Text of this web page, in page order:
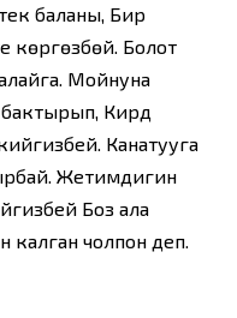
баланы, Бир
көргөзбөй. Болот
Мойнуна
Кирдүү
Канатууга
Жетимдигин
Боз ала
калган чолпон деп.